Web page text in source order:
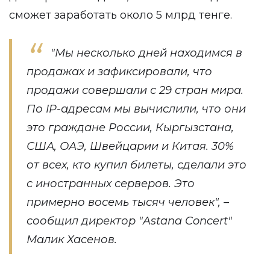
сможет заработать около 5 млрд тенге.
"Мы несколько дней находимся в
продажах и зафиксировали, что
продажи совершали с 29 стран мира.
По IP-адресам мы вычислили, что они
это граждане России, Кыргызстана,
США, ОАЭ, Швейцарии и Китая. 30%
от всех, кто купил билеты, сделали это
с иностранных серверов. Это
примерно восемь тысяч человек", –
сообщил директор "Astana Concert"
Малик Хасенов.